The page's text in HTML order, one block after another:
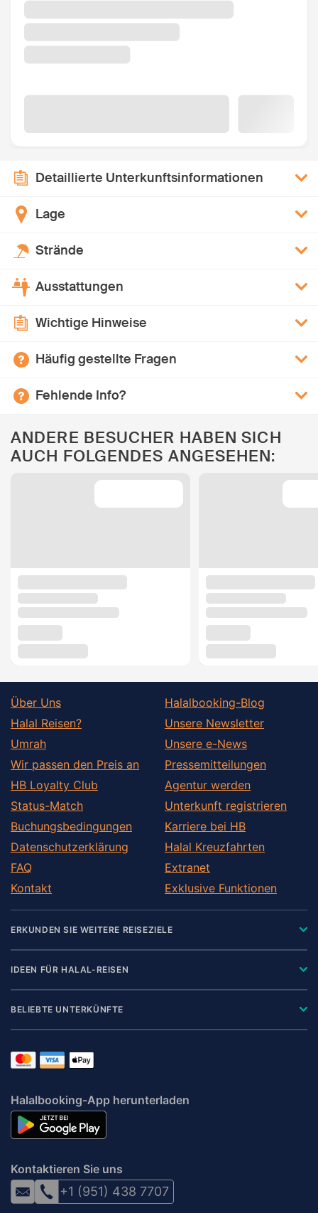
Detaillierte Unterkunftsinformationen
Lage
Strände
Ausstattungen
Wichtige Hinweise
Häufig gestellte Fragen
Fehlende Info?
ANDERE BESUCHER HABEN SICH
AUCH FOLGENDES ANGESEHEN:
Über Uns
Halal Reisen?
Umrah
Wir passen den Preis an
HB Loyalty Club
Status-Match
Buchungsbedingungen
Datenschutzerklärung
FAQ
Kontakt
Halalbooking-Blog
Unsere Newsletter
Unsere e-News
Pressemitteilungen
Agentur werden
Unterkunft registrieren
Karriere bei HB
Halal Kreuzfahrten
Extranet
Exklusive Funktionen
ERKUNDEN SIE WEITERE REISEZIELE
IDEEN FÜR HALAL-REISEN
BELIEBTE UNTERKÜNFTE
Halalbooking-App herunterladen
Kontaktieren Sie uns
+1 (951) 438 7707